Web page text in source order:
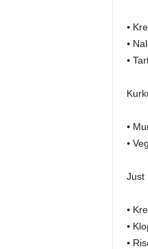
⦁
⦁
⦁
⦁
⦁
Just
⦁
⦁
⦁